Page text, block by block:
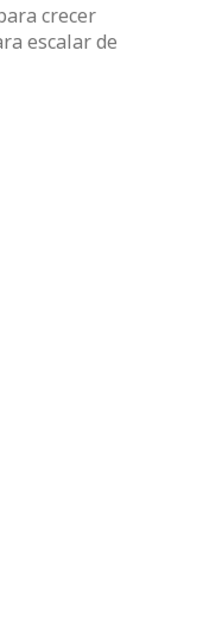
crecer
escalar de